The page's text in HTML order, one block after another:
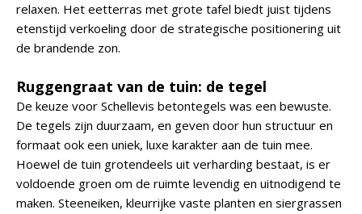
relaxen. Het eetterras met grote tafel biedt juist tijdens
etenstijd verkoeling door de strategische positionering uit
de brandende zon.
Ruggengraat van de tuin: de tegel
De keuze voor Schellevis betontegels was een bewuste.
De tegels zijn duurzaam, en geven door hun structuur en
formaat ook een uniek, luxe karakter aan de tuin mee.
Hoewel de tuin grotendeels uit verharding bestaat, is er
voldoende groen om de ruimte levendig en uitnodigend te
maken. Steeneiken, kleurrijke vaste planten en siergrassen